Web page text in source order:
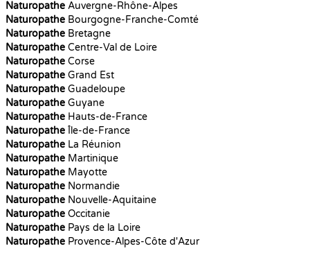
Naturopathe Auvergne-Rhône-Alpes
Naturopathe Bourgogne-Franche-Comté
Naturopathe Bretagne
Naturopathe Centre-Val de Loire
Naturopathe Corse
Naturopathe Grand Est
Naturopathe Guadeloupe
Naturopathe Guyane
Naturopathe Hauts-de-France
Naturopathe Île-de-France
Naturopathe La Réunion
Naturopathe Martinique
Naturopathe Mayotte
Naturopathe Normandie
Naturopathe Nouvelle-Aquitaine
Naturopathe Occitanie
Naturopathe Pays de la Loire
Naturopathe Provence-Alpes-Côte d'Azur